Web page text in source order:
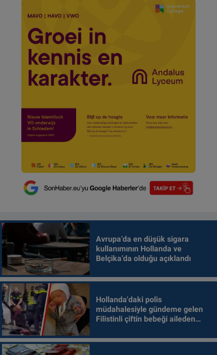
Avrupa’da en düşük sigara
kullanımının Hollanda ve
Belçika’da olduğu açıklandı
Hollanda'daki polis
müdahalesiyle gündeme gelen
Filistinli çiftin bebeği aileden